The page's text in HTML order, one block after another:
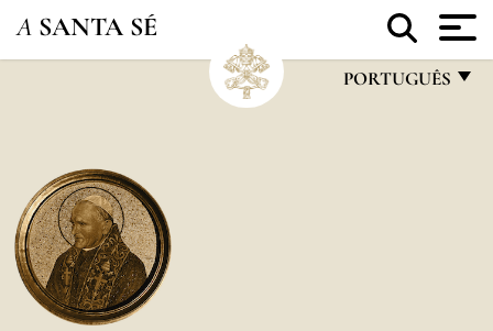
A SANTA SÉ
PORTUGUÊS